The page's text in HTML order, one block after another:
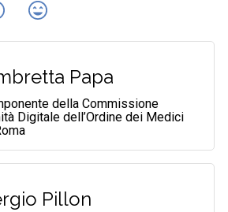
Papa
della Commissione
Digitale dell’Ordine dei Medici
Pillon